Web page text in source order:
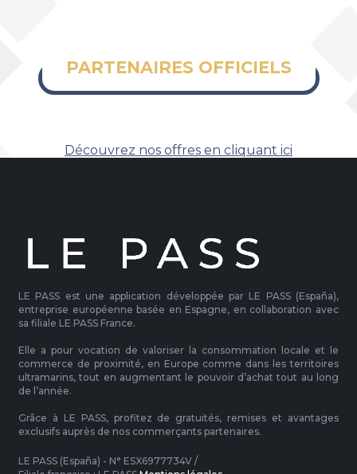
PARTENAIRES OFFICIELS
Découvrez nos offres en cliquant ici
LE PASS est une application développée par LE PASS (España),
entreprise européenne basée en Espagne, en collaboration avec
sa filiale LE PASS France.
Elle a pour vocation de valoriser la consommation locale et le
commerce de proximité, en Europe comme dans les territoires
ultramarins, tout en augmentant le pouvoir d’achat tout au long
de l’année.
Grâce à LE PASS, profitez de gratuités, remises et avantages
exclusifs auprès de nos commerçants partenaires.
LE PASS (España) - N° ESX6977734V /